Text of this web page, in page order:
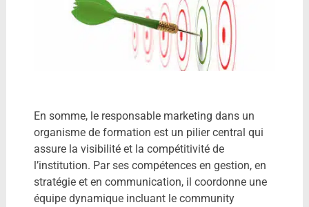
En somme, le responsable marketing dans un
organisme de formation est un pilier central qui
assure la visibilité et la compétitivité de
l’institution. Par ses compétences en gestion, en
stratégie et en communication, il coordonne une
équipe dynamique incluant le community